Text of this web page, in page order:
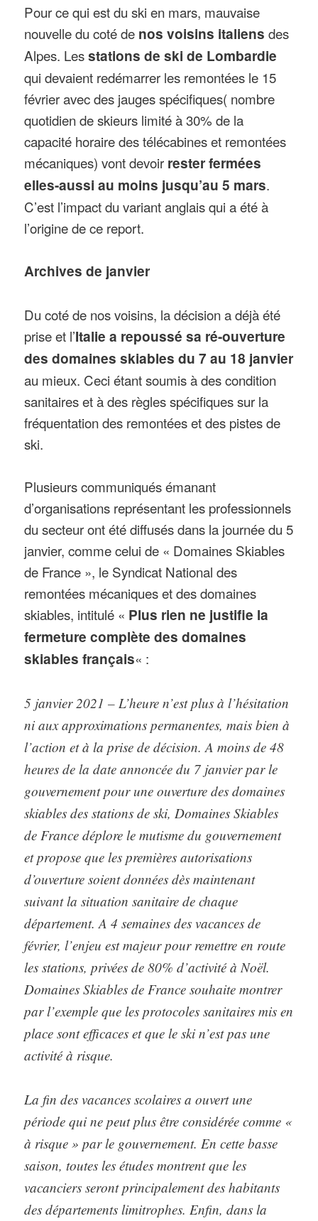
Pour ce qui est du ski en mars, mauvaise
nouvelle du coté de nos voisins italiens des
Alpes. Lesstations de ski de Lombardie
qui devaient redémarrer les remontées le 15
février avec des jauges spécifiques( nombre
quotidien de skieurs limité à 30% de la
capacité horaire des télécabines et remontées
mécaniques) vont devoir rester fermées
elles-aussi au moins jusqu’au 5 mars.
C’est l’impact du variant anglais qui a été à
l’origine de ce report.
Archives de janvier
Du coté de nos voisins, la décision a déjà été
prise et l’Italie a repoussé sa ré-ouverture
des domaines skiables du 7 au 18 janvier
au mieux. Ceci étant soumis à des condition
sanitaires et à des règles spécifiques sur la
fréquentation des remontées et des pistes de
ski.
Plusieurs communiqués émanant
d’organisations représentant les professionnels
du secteur ont été diffusés dans la journée du 5
janvier, comme celui de « Domaines Skiables
de France », le Syndicat National des
remontées mécaniques et des domaines
skiables, intitulé « Plus rien ne justifie la
fermeture complète des domaines
skiables français« :
5 janvier 2021 – L’heure n’est plus à l’hésitation
ni aux approximations permanentes, mais bien à
l’action et à la prise de décision. A moins de 48
heures de la date annoncée du 7 janvier par le
gouvernement pour une ouverture des domaines
skiables des stations de ski, Domaines Skiables
de France déplore le mutisme du gouvernement
et propose que les premières autorisations
d’ouverture soient données dès maintenant
suivant la situation sanitaire de chaque
département. A 4 semaines des vacances de
février, l’enjeu est majeur pour remettre en route
les stations, privées de 80% d’activité à Noël.
Domaines Skiables de France souhaite montrer
par l’exemple que les protocoles sanitaires mis en
place sont efficaces et que le ski n’est pas une
activité à risque.
La fin des vacances scolaires a ouvert une
période qui ne peut plus être considérée comme «
à risque » par le gouvernement. En cette basse
saison, toutes les études montrent que les
vacanciers seront principalement des habitants
des départements limitrophes. Enfin, dans la